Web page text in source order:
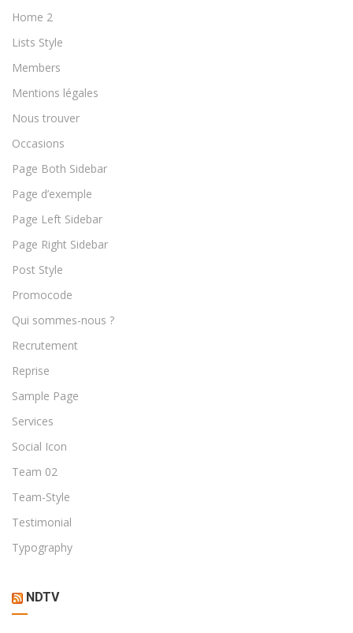
Home 2
Lists Style
Members
Mentions légales
Nous trouver
Occasions
Page Both Sidebar
Page d’exemple
Page Left Sidebar
Page Right Sidebar
Post Style
Promocode
Qui sommes-nous ?
Recrutement
Reprise
Sample Page
Services
Social Icon
Team 02
Team-Style
Testimonial
Typography
NDTV